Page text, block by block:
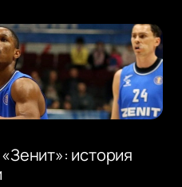
история